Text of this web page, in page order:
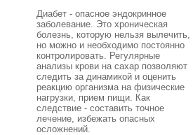
Диабет - опасное эндокринное
заболевание. Это хроническая
болезнь, которую нельзя вылечить,
но можно и необходимо постоянно
контролировать. Регулярные
анализы крови на сахар позволяют
следить за динамикой и оценить
реакцию организма на физические
нагрузки, прием пищи. Как
следствие - составить точное
лечение, избежать опасных
осложнений.